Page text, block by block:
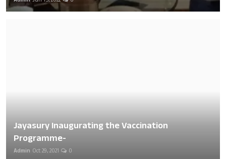
Jayasury Inaugurating the Vaccination
Programme-
Admin Oct 29, 2021 0